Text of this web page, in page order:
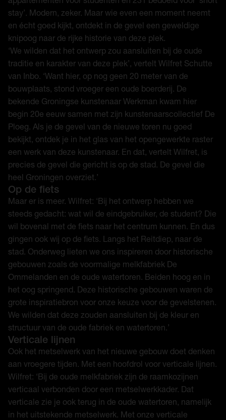
stay’. Modern, zeker. Maar wie even een moment neemt
en écht goed kijkt, ontdekt in de gevel een geweldige
knipoog naar de rijke historie van deze plek.
‘We wilden dat het ontwerp zou aansluiten bij de oude
traditie en karakter van deze plek’, vertelt Wilfret Schutte
van Inbo. ‘Want hier, op nog geen 20 meter van de
bouwplaats, stond vroeger een oude boerderij. De
bekende Groningse kunstenaar Werkman kwam hier
begin 20e eeuw samen met zijn kunstenaarscollectief De
Ploeg. Als je de gevel van de nieuwe toren nu goed
bekijkt, ontdek je in het glas van het opengewerkte raster
een werk van deze kunstenaar. En dat, vertelt Wilfret, is
precies de gevel die gericht is op de stad. De gevel die
heel Groningen overziet.’
Op de fiets
Maar er is meer. Wilfret: ‘Bij het ontwerp hebben we
steeds gedacht: wat wil de eindgebruiker, de student? Die
wil bovenal met de fiets naar het centrum kunnen. En dus
gingen ook wij op de fiets. Langs het Reitdiep, naar de
stad. Onderweg lieten we ons inspireren door historische
gebouwen zoals de voormalige melkfabriek De
Ommelanden en de oude watertoren. Beiden hoog en in
het oog springend. Deze historische gebouwen waren de
grote inspiratiebron voor onze keuze voor de gevelstenen.
We wilden dat deze zouden aansluiten bij de kleur en
structuur van de oude fabriek en watertoren.’
Verticale lijnen
Ook het metselwerk van het nieuwe gebouw doet denken
aan vroegere tijden. Met een hoofdrol voor verticale lijnen.
Wilfret: ‘Bij de oude melkfabriek zijn de raamkozijnen
verticaal verbonden door een metselwerkkader. Dat
verticale zie je ook terug in de oude watertoren, namelijk
in het uitstekende metselwerk. Met onze verticale